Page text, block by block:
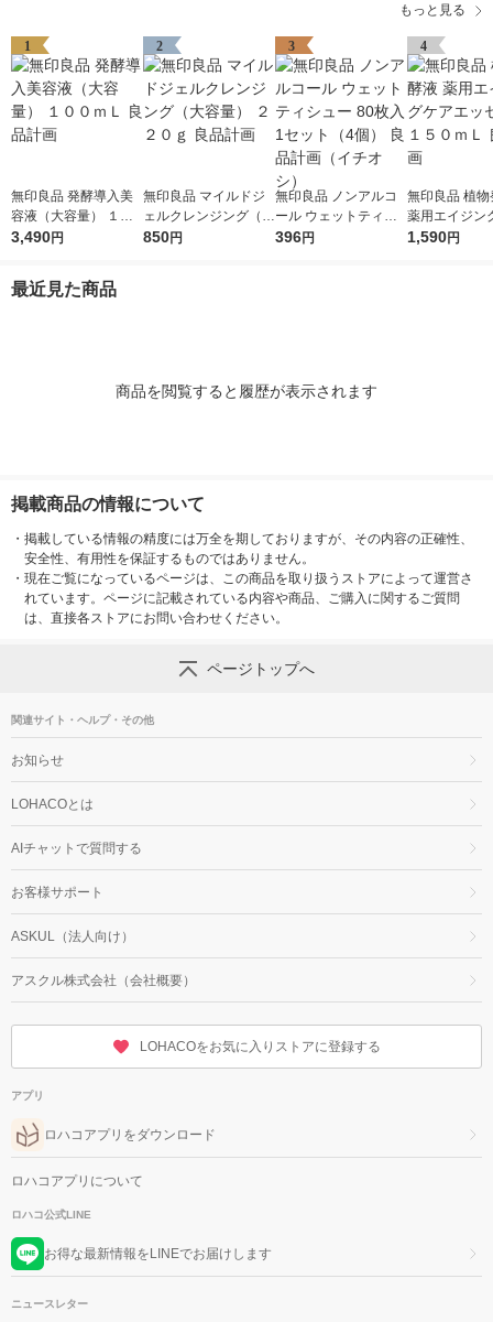
もっと見る
1
無印良品 発酵導入美
容液（大容量） １０
０ｍＬ 良品計画
3,490円
2
無印良品 マイルドジ
ェルクレンジング（大
容量） ２２０ｇ 良品
850円
3
無印良品 ノンアルコ
ール ウェットティシ
ュー 80枚入 1セット
396円
4
無印良品 植物
薬用エイジン
ッセンス １
1,590円
最近見た商品
商品を閲覧すると履歴が表示されます
掲載商品の情報について
・ 掲載している情報の精度には万全を期しておりますが、その内容の正確性、
安全性、有用性を保証するものではありません。
・ 現在ご覧になっているページは、この商品を取り扱うストアによって運営さ
れています。ページに記載されている内容や商品、ご購入に関するご質問
は、直接各ストアにお問い合わせください。
ページトップへ
関連サイト・ヘルプ・その他
お知らせ
LOHACOとは
AIチャットで質問する
お客様サポート
ASKUL（法人向け）
アスクル株式会社（会社概要）
LOHACOをお気に入りストアに登録する
アプリ
ロハコアプリをダウンロード
ロハコアプリについて
ロハコ公式LINE
お得な最新情報をLINEでお届けします
ニュースレター